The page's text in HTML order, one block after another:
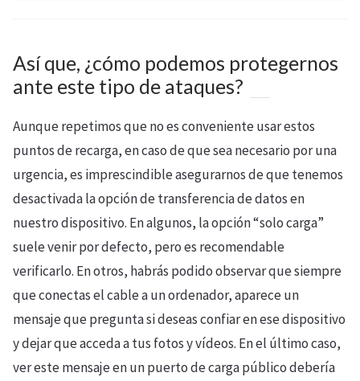
Así que, ¿cómo podemos protegernos
ante este tipo de ataques?
Aunque repetimos que no es conveniente usar estos
puntos de recarga, en caso de que sea necesario por una
urgencia, es imprescindible asegurarnos de que tenemos
desactivada la opción de transferencia de datos en
nuestro dispositivo. En algunos, la opción “solo carga”
suele venir por defecto, pero es recomendable
verificarlo. En otros, habrás podido observar que siempre
que conectas el cable a un ordenador, aparece un
mensaje que pregunta si deseas confiar en ese dispositivo
y dejar que acceda a tus fotos y vídeos. En el último caso,
ver este mensaje en un puerto de carga público debería